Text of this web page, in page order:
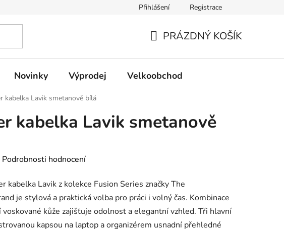
Přihlášení Registrace
KOŠÍK
PRÁZDNÝ KOŠÍK
Novinky Výprodej Velkoobchod
kabelka Lavik smetanově bílá
kabelka Lavik smetanově
Podrobnosti hodnocení
kabelka Lavik z kolekce Fusion Series značky The
je stylová a praktická volba pro práci i volný čas. Kombinace
voskované kůže zajišťuje odolnost a elegantní vzhled. Tři hlavní
kapsou na laptop a organizérem usnadní přehledné